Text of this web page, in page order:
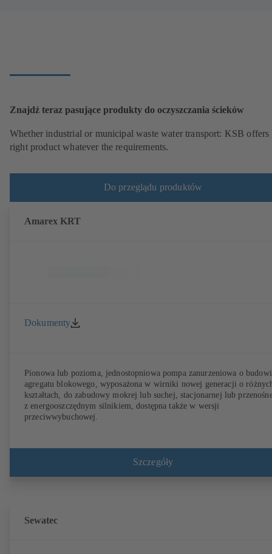
Znajdź teraz pasujące produkty do oczyszczania ścieków
Whether industrial or municipal waste water transport: KSB offers
right product whatever the requirements.
Do przeglądu produktów
Amarex KRT
Dokumenty
Pionowa lub pozioma, jednostopniowa pompa zanurzeniowa o
agregatu blokowego, wyposażona w wirniki nowej generacji o
kształtach, do zabudowy mokrej lub suchej, stacjonarnej lub
z energooszczędnym silnikiem, dostępna także w wersji
przeciwwybuchowej.
Szczegóły
Sewatec